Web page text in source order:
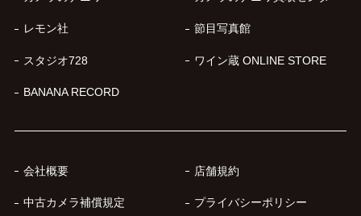
レモン社 節目写真館
スタジオ728 ワイン蔵 ONLINE STORE
BANANA RECORD
会社概要 店舗規約
中古カメラ補償規定 プライバシーポリシー